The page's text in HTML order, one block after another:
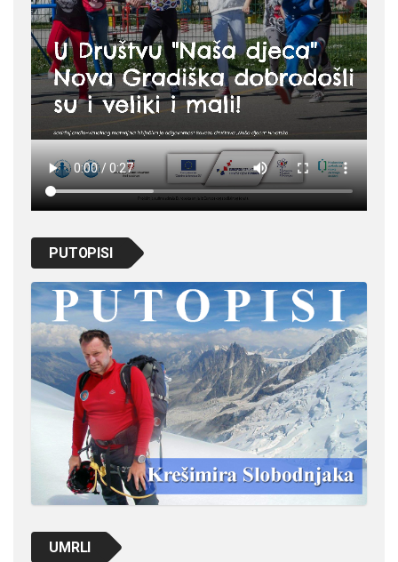
PUTOPISI
UMRLI